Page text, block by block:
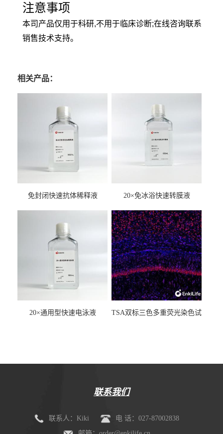
注意事项
本司产品仅用于科研,不用于临床诊断;在线咨询联系
销售技术支持。
相关产品：
免封闭快速抗体稀释液 20×免冰浴快速转膜液
20×通用型快速电泳液
TSA双标三色多重荧光染色试
联系我们
联系人：Kiki
电 话：027-87002838